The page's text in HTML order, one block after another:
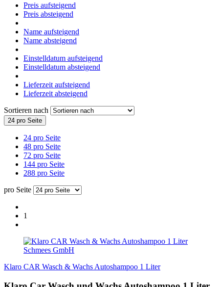
Preis aufsteigend
Preis absteigend
Name aufsteigend
Name absteigend
Einstelldatum aufsteigend
Einstelldatum absteigend
Lieferzeit aufsteigend
Lieferzeit absteigend
Sortieren nach
24 pro Seite
24 pro Seite
48 pro Seite
72 pro Seite
144 pro Seite
288 pro Seite
pro Seite
1
Schmees GmbH
Klaro CAR Wasch & Wachs Autoshampoo 1 Liter